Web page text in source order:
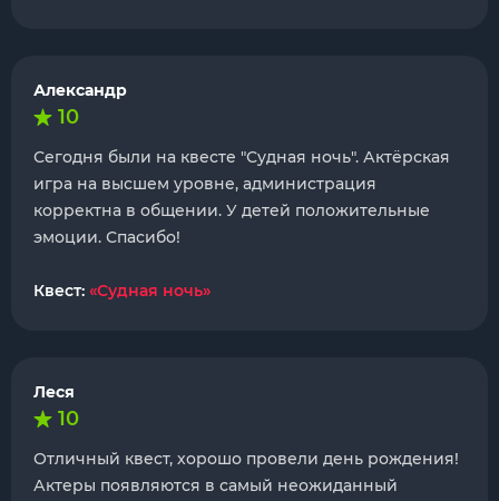
Александр
10
Сегодня были на квесте "Судная ночь". Актёрская
игра на высшем уровне, администрация
корректна в общении. У детей положительные
эмоции. Спасибо!
Квест: «Судная ночь»
Леся
10
Отличный квест, хорошо провели день рождения!
Актеры появляются в самый неожиданный